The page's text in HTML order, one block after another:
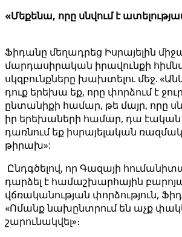
«Մեքենա, որը սնվում է
Ֆիդանը մեղադրեց Իսրայելին
մարդասիրական իրավունքի
սկզբունքները խախտելու մեջ.
դուք երեխա եք, որը փորձում է
ընտանիքի համար, թե մայր, որը
իր երեխաների համար, դա էական
դառնում եք իսրայելական
թիրախ»:
Ընդգծելով, որ Գազայի
դարձել է համաշխարհային
վճռականության փորձություն,
«Ոմանք նախընտրում են աչք
շարունակվել»։